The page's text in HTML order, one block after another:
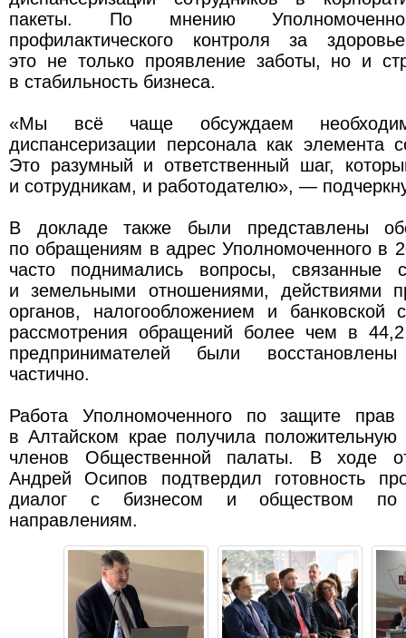
пакеты. По мнению
профилактического контроля за
это не только проявление заботы, но и
в стабильность бизнеса.
«Мы всё чаще обсуждаем
диспансеризации персонала как элемента
Это разумный и ответственный шаг,
и сотрудникам, и работодателю», —
В докладе также были представлены
по обращениям в адрес Уполномоченного в
часто поднимались вопросы, связанные
и земельными отношениями, действиями
органов, налогообложением и банковской
рассмотрения обращений более чем в
предпринимателей были
частично.
Работа Уполномоченного по защите прав
в Алтайском крае получила положительную
членов Общественной палаты. В ходе
Андрей Осипов подтвердил готовность
диалог с бизнесом и обществом
направлениям.